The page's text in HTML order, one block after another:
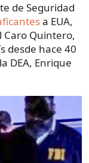
de Seguridad
a EUA,
Caro Quintero,
desde hace 40
DEA, Enrique